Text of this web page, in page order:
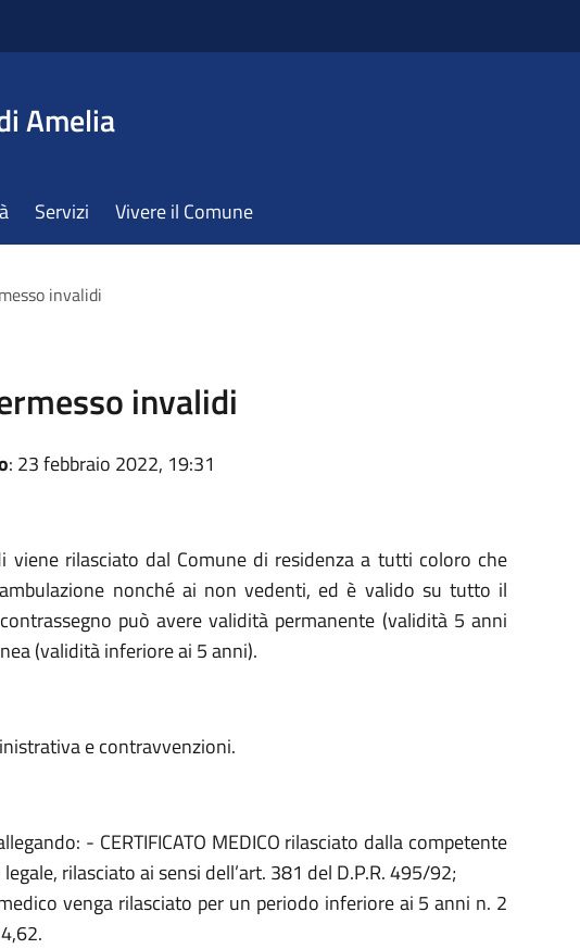
Amelia
Servizi Vivere il Comune
invalidi
invalidi
: 23 febbraio 2022, 19:31
viene rilasciato dal Comune di residenza a tutti coloro che
nonché ai non vedenti, ed è valido su tutto il
può avere validità permanente (validità 5 anni
(validità inferiore ai 5 anni).
e contravvenzioni.
- CERTIFICATO MEDICO rilasciato dalla competente
rilasciato ai sensi dell’art. 381 del D.P.R. 495/92;
venga rilasciato per un periodo inferiore ai 5 anni n. 2